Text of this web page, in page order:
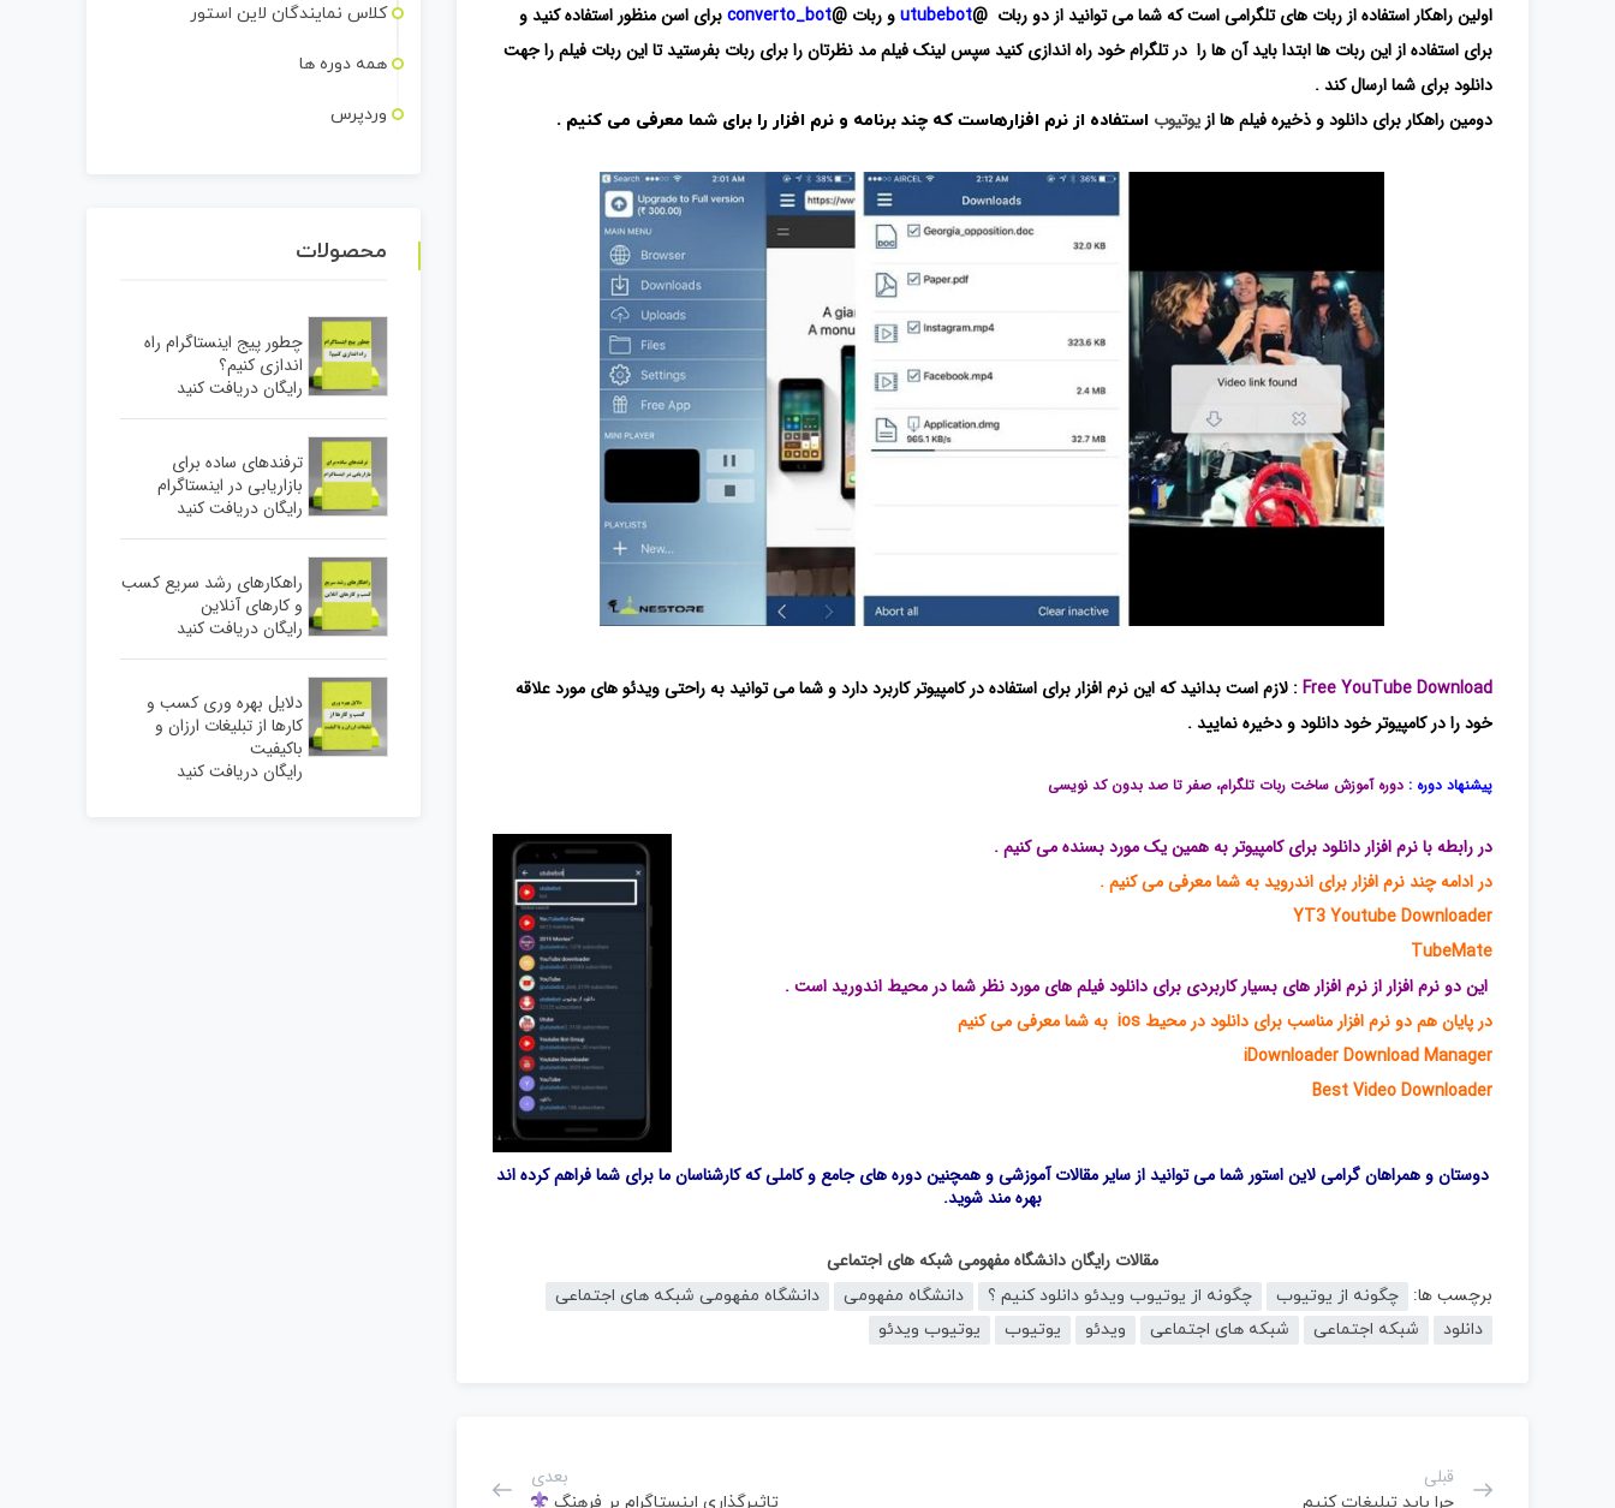
اولین راهکار استفاده از ربات های تلگرامی است که شما می توانید از دو ربات @utubebotو ربات @converto_botبرای اسن منظور استفاده کنید و
برای استفاده از این ربات ها ابتدا باید آن ها را در تلگرام خود راه اندازی کنید سپس لینک فیلم مد نظرتان را برای ربات بفرستید تا این ربات فیلم را جهت
دانلود برای شما ارسال کند .
دومین راهکار برای دانلود و ذخیره فیلم ها از یوتیوب استفاده از نرم افزارهاست که چند برنامه و نرم افزار را برای شما معرفی می کنیم .
Free YouTube Download: لازم است بدانید که این نرم افزار برای استفاده در کامپیوتر کاربرد دارد و شما می توانید به راحتی ویدئو های مورد علاقه
خود را در کامپیوتر خود دانلود و دخیره نمایید .
پیشنهاد دوره : دوره آموزش ساخت ربات تلگرام، صفر تا صد بدون کد نویسی
در رابطه با نرم افزار دانلود برای کامپیوتر به همین یک مورد بسنده می کنیم .
در ادامه چند نرم افزار برای اندروید به شما معرفی می کنیم .
YT3 Youtube Downloader
TubeMate
این دو نرم افزار از نرم افزار های بسیار کاربردی برای دانلود فیلم های مورد نظر شما در محیط اندورید است .
در پایان هم دو نرم افزار مناسب برای دانلود در محیط ios به شما معرفی می کنیم
iDownloader Download Manager
Best Video Downloader
دوستان و همراهان گرامی لاین استور شما می توانید از سایر مقالات آموزشی و همچنین دوره های جامع و کاملی که کارشناسان ما برای شما فراهم کرده اند
بهره مند شوید.
مقالات رایگان دانشگاه مفهومی شبکه های اجتماعی
برچسب ها:
چگونه از یوتیوب چگونه از یوتیوب ویدئو دانلود کنیم ؟ دانشگاه مفهومی
دانشگاه مفهومی شبکه های اجتماعی
دانلود
شبکه اجتماعی شبکه های اجتماعی ویدئو یوتیوب یوتیوب ویدئو
قبلی
چرا باید تبلیغات کنیم
بعدی
تاثیرگذاری اینستاگرام بر فرهنگ
کلاس نمایندگان لاین استور
همه دوره ها
وردپرس
محصولات
چطور پیج اینستاگرام راه
اندازی کنیم؟
رایگان دریافت کنید
ترفندهای ساده برای
بازاریابی در اینستاگرام
رایگان دریافت کنید
راهکارهای رشد سریع کسب
و کارهای آنلاین
رایگان دریافت کنید
دلایل بهره وری کسب و
کارها از تبلیغات ارزان و
باکیفیت
رایگان دریافت کنید